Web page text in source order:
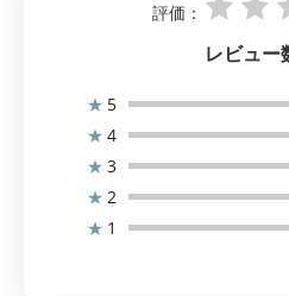
評価：
レビュー
★ 5
★ 4
★ 3
★ 2
★ 1